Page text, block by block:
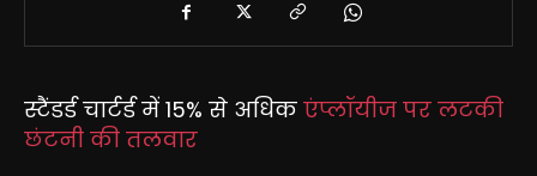
स्टैंडर्ड चार्टर्ड में 15% से अधिक एंप्लॉयीज पर लटकी
छंटनी की तलवार